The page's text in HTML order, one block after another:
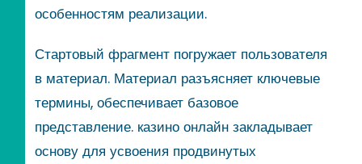
особенностям реализации.
Стартовый фрагмент погружает пользователя
в материал. Материал разъясняет ключевые
термины, обеспечивает базовое
представление. казино онлайн закладывает
основу для усвоения продвинутых